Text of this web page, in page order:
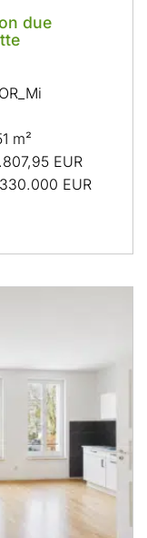
due
m²
EUR
EUR